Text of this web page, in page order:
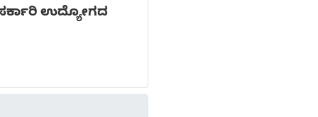
ಉದ್ಯೋಗದ